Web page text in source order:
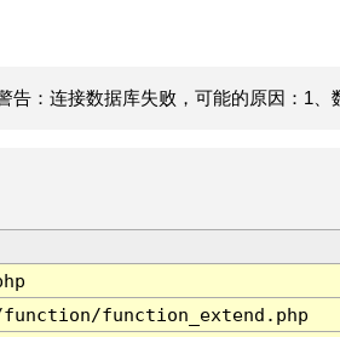
告：连接数据库失败，可能的原因：1、
function_extend.php